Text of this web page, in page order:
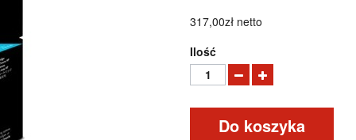
317,00zł netto
Ilość
Do koszyka